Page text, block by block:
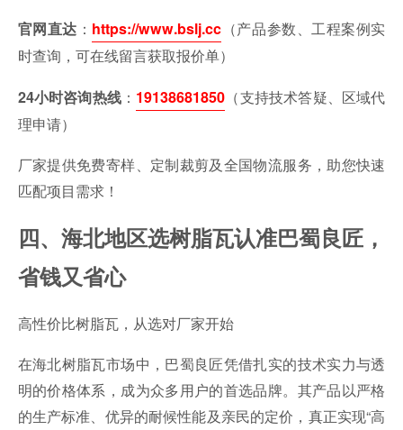
官网直达 ： https://www.bslj.cc （产品参数、工程案例实
时查询，可在线留言获取报价单）
24小时咨询热线 ： 19138681850 （支持技术答疑、区域代
理申请）
厂家提供免费寄样、定制裁剪及全国物流服务，助您快速
匹配项目需求！
四、海北地区选树脂瓦认准巴蜀良匠，
省钱又省心
高性价比树脂瓦，从选对厂家开始
在海北树脂瓦市场中，巴蜀良匠凭借扎实的技术实力与透
明的价格体系，成为众多用户的首选品牌。其产品以严格
的生产标准、优异的耐候性能及亲民的定价，真正实现“高